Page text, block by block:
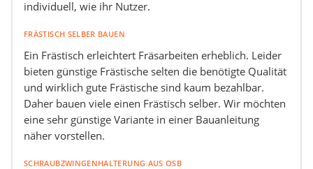
individuell, wie ihr Nutzer.
FRÄSTISCH SELBER BAUEN
Ein Frästisch erleichtert Fräsarbeiten erheblich. Leider
bieten günstige Frästische selten die benötigte Qualität
und wirklich gute Frästische sind kaum bezahlbar.
Daher bauen viele einen Frästisch selber. Wir möchten
eine sehr günstige Variante in einer Bauanleitung
näher vorstellen.
SCHRAUBZWINGENHALTERUNG AUS OSB